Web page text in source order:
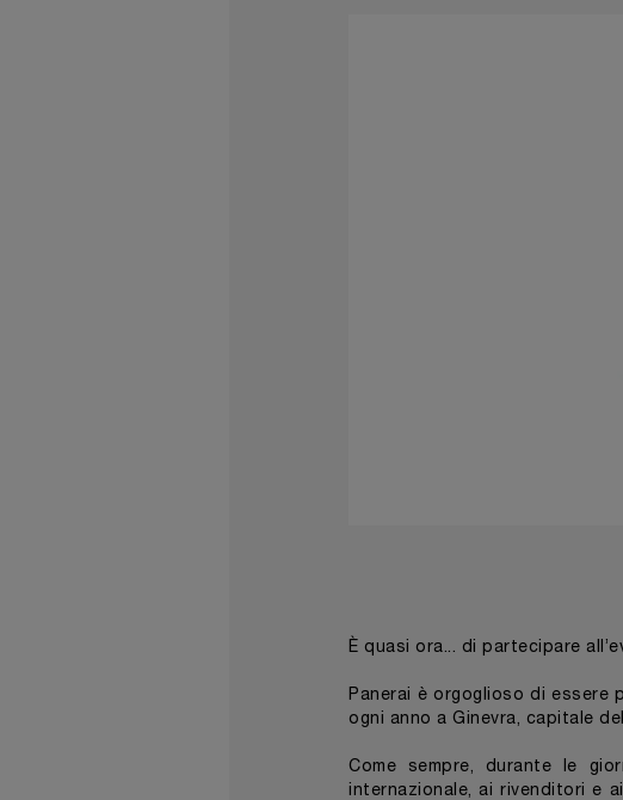
È quasi ora... di partecipare
Panerai è orgoglioso di essere
ogni anno a Ginevra, capitale
Come sempre, durante le
internazionale, ai rivenditori e